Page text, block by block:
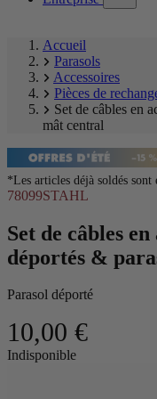
submenu)
Accueil
Parasols
Accessoires
Pièces de
Set de câbles en
mât central
*Les articles déjà soldés sont
78099STAHL
Set de câbles
déportés &
Parasol déporté
10,00 €
Ignorer
Indisponible